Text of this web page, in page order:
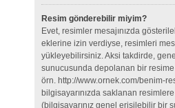
Resim gönderebilir miyim?
Evet, resimler mesajınızda
eklerine izin verdiyse, resimleri
yükleyebilirsiniz. Aksi takdirde,
sunucusunda depolanan bir
örn. http://www.ornek.com/benim-
bilgisayarınızda saklanan
(bilgisayarınız genel erişilebilir bir